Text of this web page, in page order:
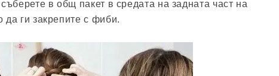
в общ пакет в средата на задната част на
да ги закрепите с фиби.